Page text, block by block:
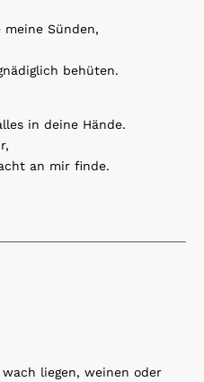
Sünden,
behüten.
in deine Hände.
an mir finde.
liegen, weinen oder